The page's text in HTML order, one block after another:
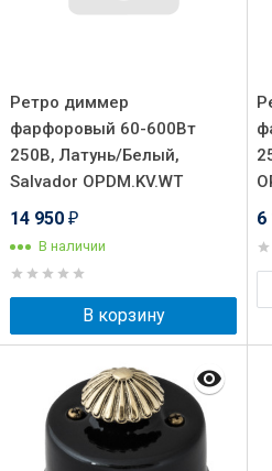
Ретро диммер
фарфоровый 60-600Вт
250В, Латунь/Белый,
Salvador OPDM.KV.WT
14 950 ₽
В наличии
В корзину
6